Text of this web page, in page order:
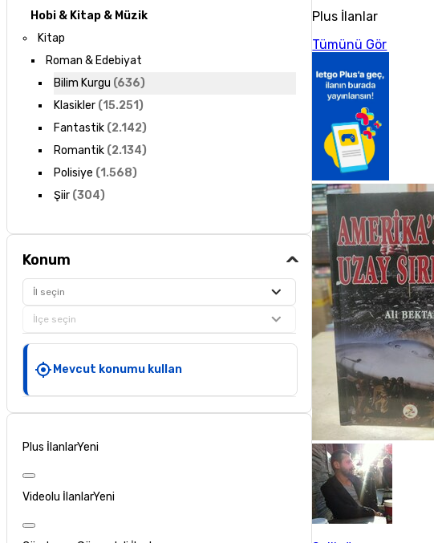
Hobi & Kitap & Müzik
Kitap
Roman & Edebiyat
Bilim Kurgu (636)
Klasikler(15.251)
Fantastik(2.142)
Romantik(2.134)
Polisiye (1.568)
Şiir(304)
Konum
İl seçin
İlçe seçin
Mevcut konumu kullan
Plus İlanlarYeni
Videolu İlanlarYeni
Plus İlanlar
Tümünü Gör